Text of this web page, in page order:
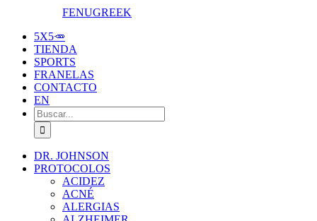
FENUGREEK
5X5🥕
TIENDA
SPORTS
FRANELAS
CONTACTO
EN
Buscar:
DR. JOHNSON
PROTOCOLOS
ACIDEZ
ACNÉ
ALERGIAS